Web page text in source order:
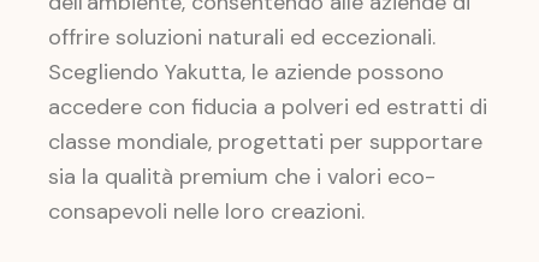
offrire soluzioni naturali ed eccezionali.
Scegliendo Yakutta, le aziende possono
accedere con fiducia a polveri ed estratti di
classe mondiale, progettati per supportare
sia la qualità premium che i valori eco-
consapevoli nelle loro creazioni.